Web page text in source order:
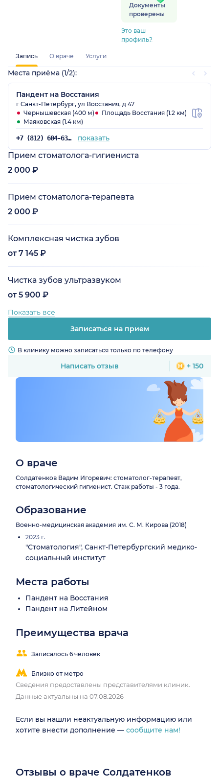
Документы
проверены
Это ваш
профиль?
Запись О враче Услуги
Места приёма (1/2):
Пандент на Восстания
г Санкт-Петербург, ул Восстания, д 47
Чернышевская (400 м)
Площадь Восстания (1.2 км)
Маяковская (1.4 км)
+7 (812) 604-63-55 показать
Прием стоматолога-гигиениста
2 000 ₽
Прием стоматолога-терапевта
2 000 ₽
Комплексная чистка зубов
от 7 145 ₽
Чистка зубов ультразвуком
от 5 900 ₽
Показать все
Записаться на прием
В клинику можно записаться только по телефону
Написать отзыв + 150
О враче
Солдатенков Вадим Игоревич: стоматолог-терапевт,
стоматологический гигиенист. Стаж работы - 3 года.
Образование
Военно-медицинская академия им. С. М. Кирова (2018)
2023 г.
"Стоматология", Санкт-Петербургский медико-
социальный институт
Места работы
Пандент на Восстания
Пандент на Литейном
Преимущества врача
Записалось 6 человек
Близко от метро
Сведения предоставлены представителями клиник.
Данные актуальны на 07.08.2026
Если вы нашли неактуальную информацию или
хотите внести дополнение — сообщите нам!
Отзывы о враче Солдатенков